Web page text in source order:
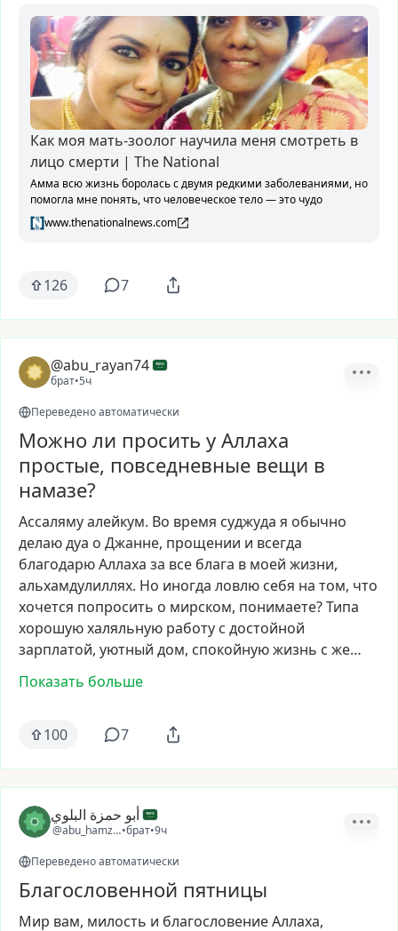
Как моя мать-зоолог научила меня смотреть в
лицо смерти | The National
Амма всю жизнь боролась с двумя редкими заболеваниями, но
помогла мне понять, что человеческое тело — это чудо
www.thenationalnews.com
126 7
@abu_rayan74
брат•5ч
Переведено автоматически
Можно ли просить у Аллаха
простые, повседневные вещи в
намазе?
Ассалямуалейкум. Во время суджуда я обычно
делаюдуа о Джанне, прощении и всегда
благодарюАллаха за все блага в моей жизни,
альхамдулиллях. Но иногда ловлю себя на том, что
хочется попросить о мирском, понимаете?Типа
хорошуюхаляльную работу с достойной
зарплатой, уютный дом, спокойнуюжизнь с же…
Показать больше
100 7
أبو حمزة البلوي
@abu_hamza_22
•брат•9ч
Переведено автоматически
Благословенной пятницы
Мир вам, милость и благословениеАллаха,